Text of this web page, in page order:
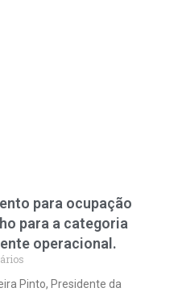
para ocupação
para a categoria
operacional.
Pinto, Presidente da